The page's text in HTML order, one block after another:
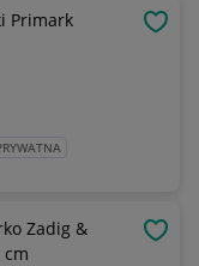
Primark
Zadig &